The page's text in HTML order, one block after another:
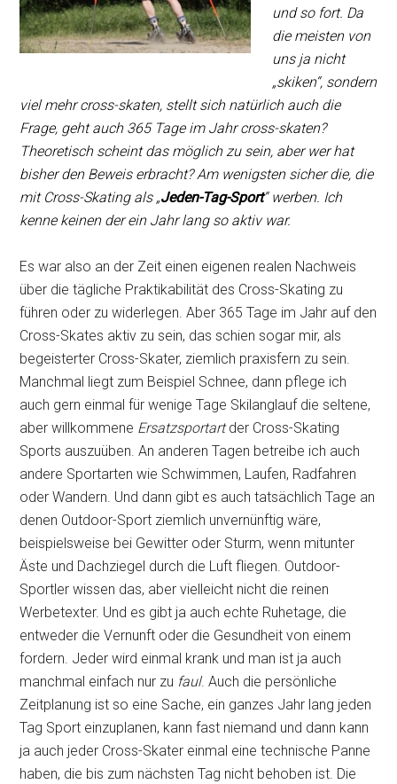
und so fort. Da
die meisten von
uns ja nicht
„skiken“, sondern
viel mehr cross-skaten, stellt sich natürlich auch die
Frage, geht auch 365 Tage im Jahr cross-skaten?
Theoretisch scheint das möglich zu sein, aberwerhat
bisher den Beweis erbracht? Am wenigsten sicher die, die
mit Cross-Skating als „Jeden-Tag-Sport“ werben. Ich
kenne keinen der ein Jahr lang so aktiv war.
Es war also an der Zeit einen eigenen realen Nachweis
über die tägliche Praktikabilität des Cross-Skating zu
führen oder zu widerlegen. Aber 365 Tage im Jahr auf den
Cross-Skates aktiv zu sein, das schien sogar mir, als
begeisterter Cross-Skater, ziemlich praxisfern zu sein.
Manchmal liegt zum Beispiel Schnee, dann pflege ich
auch gern einmal für wenige Tage Skilanglauf die seltene,
aber willkommene Ersatzsportartder Cross-Skating
Sports auszuüben. An anderen Tagen betreibe ich auch
andere Sportarten wie Schwimmen, Laufen, Radfahren
oder Wandern. Und dann gibt es auch tatsächlich Tage an
denen Outdoor-Sport ziemlich unvernünftig wäre,
beispielsweise bei Gewitter oder Sturm, wenn mitunter
Äste und Dachziegel durch die Luft fliegen. Outdoor-
Sportler wissen das, aber vielleicht nicht die reinen
Werbetexter. Und es gibt ja auch echte Ruhetage, die
entweder die Vernunft oder die Gesundheit von einem
fordern. Jeder wird einmal krank und man ist ja auch
manchmal einfach nur zu faul. Auch die persönliche
Zeitplanung ist so eine Sache, ein ganzes Jahr lang jeden
Tag Sport einzuplanen, kann fast niemand und dann kann
ja auch jeder Cross-Skater einmal eine technische Panne
haben, die bis zum nächsten Tag nicht behoben ist. Die